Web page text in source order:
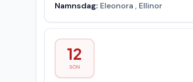
Namnsdag: Eleonora , Ellinor
12
SÖN